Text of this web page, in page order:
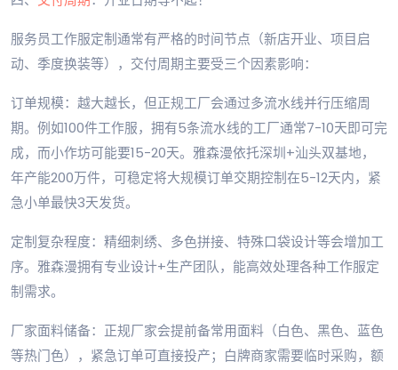
服务员工作服定制通常有严格的时间节点（新店开业、项目启
动、季度换装等），交付周期主要受三个因素影响：
订单规模：越大越长，但正规工厂会通过多流水线并行压缩周
期。例如100件工作服，拥有5条流水线的工厂通常7-10天即可完
成，而小作坊可能要15-20天。雅森漫依托深圳+汕头双基地，
年产能200万件，可稳定将大规模订单交期控制在5-12天内，紧
急小单最快3天发货。
定制复杂程度：精细刺绣、多色拼接、特殊口袋设计等会增加工
序。雅森漫拥有专业设计+生产团队，能高效处理各种工作服定
制需求。
厂家面料储备：正规厂家会提前备常用面料（白色、黑色、蓝色
等热门色），紧急订单可直接投产；白牌商家需要临时采购，额